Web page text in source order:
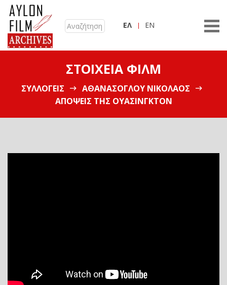
ΕΛ EN
ΣΤΟΙΧΕΊΑ ΦΙΛΜ
ΣΥΛΛΟΓΕΊΣ
ΑΘΑΝΑΣΌΓΛΟΥ ΝΙΚΌΛΑΟΣ
ΑΠΌΨΕΙΣ ΤΗΣ ΟΥΆΣΙΝΓΚΤΟΝ